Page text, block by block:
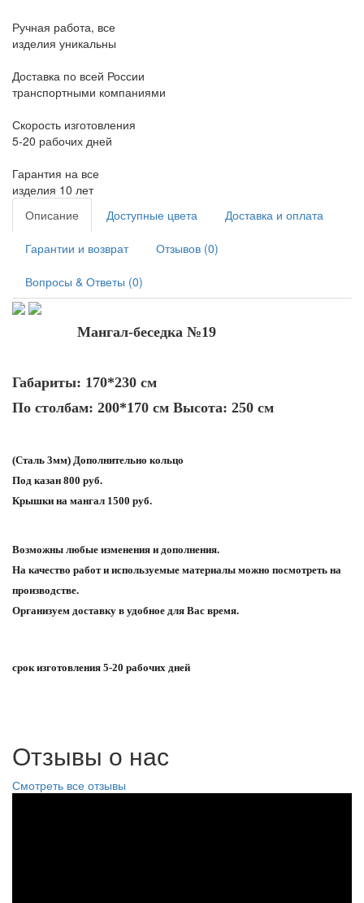
Ручная работа, все
изделия уникальны
Доставка по всей России
транспортными компаниями
Скорость изготовления
5-20 рабочих дней
Гарантия на все
изделия 10 лет
Описание
Доступные цвета Доставка и оплата
Гарантии и возврат Отзывов (0)
Вопросы & Ответы (0)
Мангал-беседка №19
Габариты: 170*230 см
По столбам: 200*170 см Высота: 250 см
(Сталь 3мм) Дополнительно кольцо
Под казан 800 руб.
Крышки на мангал 1500 руб.
Возможны любые изменения и дополнения.
На качество работ и используемые материалы можно посмотреть на
производстве.
Организуем доставку в удобное для Вас время.
срок изготовления 5-20 рабочих дней
Отзывы о нас
Смотреть все отзывы